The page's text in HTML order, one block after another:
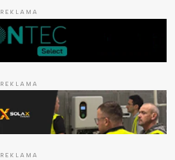
REKLAMA
REKLAMA
REKLAMA